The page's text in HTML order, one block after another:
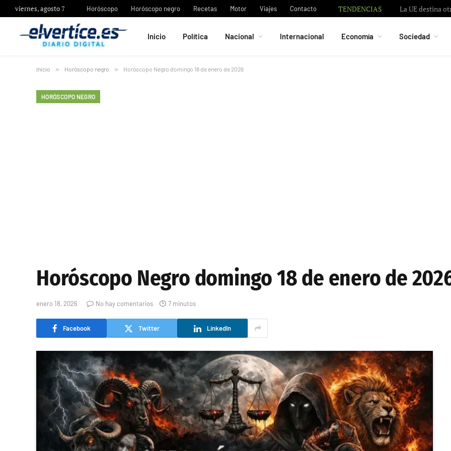
viernes, agosto 7 Horóscopo Horóscopo negro Recetas Motor Viajes Contacto TENDENCIAS La UE destina
Inicio Política Nacional Internacional Economía Sociedad
Inicio » Horóscopo negro » Horóscopo Negro domingo 18 de enero de 2026
HORÓSCOPO NEGRO
Horóscopo Negro domingo 18 de enero de
enero 18, 2026 No hay comentarios 7 minutos
Facebook Twitter LinkedIn